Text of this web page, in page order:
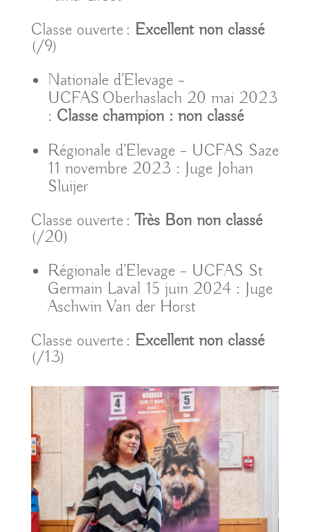
Classe ouverte : Excellent non classé
(/9)
Nationale d’Elevage –
UCFAS Oberhaslach 20 mai 2023
: Classe champion : non classé
Régionale d’Elevage – UCFAS Saze
11 novembre 2023 : Juge Johan
Sluijer
Classe ouverte :Très Bon non classé
(/20)
Régionale d’Elevage – UCFAS St
Germain Laval 15 juin 2024 : Juge
Aschwin Van der Horst
Classe ouverte : Excellent non classé
(/13)